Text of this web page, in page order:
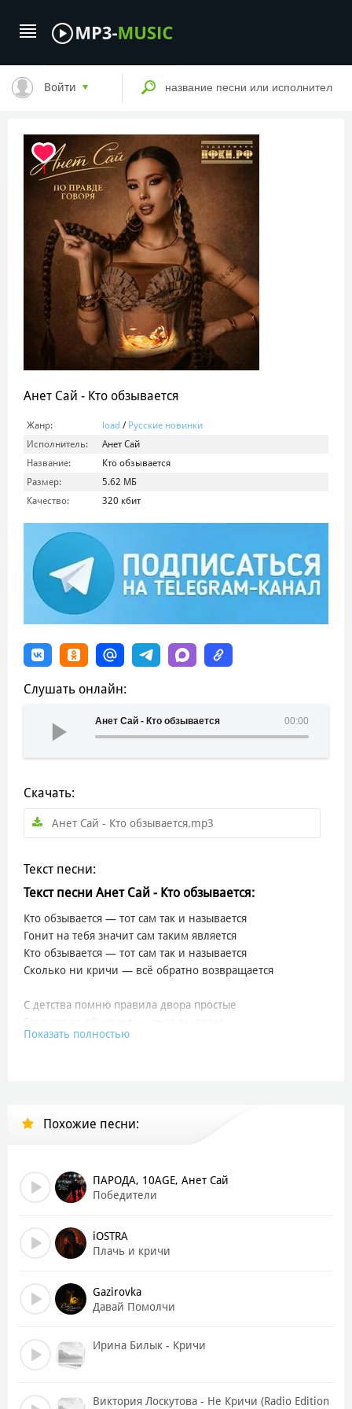
Войти
1
Анет Сай - Кто обзывается
Жанр: load / Русские новинки
Исполнитель:
Анет Сай
Название:
Кто обзывается
Размер:
5.62 МБ
Качество:
320 кбит
Слушать онлайн:
00:00
Анет Сай - Кто обзывается
Скачать:
Анет Сай - Кто обзывается.mp3
Текст песни:
Текст песни Анет Сай - Кто обзывается:
Кто обзывается — тот сам так и называется
Гонит на тебя значит сам таким является
Кто обзывается — тот сам так и называется
Сколько ни кричи — всё обратно возвращается
С детства помню правила двора простые
Кто кричит «дурак» — сам нервничает первым
Смешно наблюдать, вниманию рады
Кто обзывается — тот сам так и называется
Гонит на тебя значит сам таким является
Сколько ни кричи — всё обратно возвращается
Будто бы умнее всех, умней тебя
Они пишут: «пустышка», и «никакая»
А сами боятся жить, как мечтают
Мы все отражаем друг друга немного
Как окна домов на вечерних дорогах
Твоя же боль в самом же себе
Показать полностью
Похожие песни:
ПАРОДА, 10AGE, Анет Сай
Победители
iOSTRA
Плачь и кричи
Gazirovka
Давай Помолчи
Ирина Билык - Кричи
Виктория Лоскутова - Не Кричи (Radio Edition